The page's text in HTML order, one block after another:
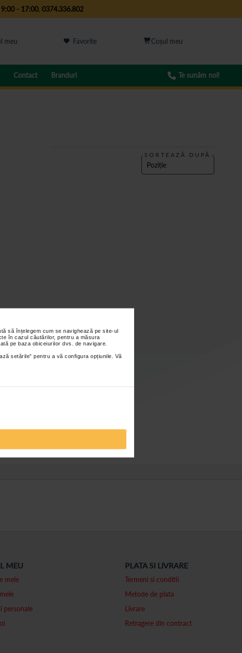
să înțelegem cum se navighează pe site-ul
în cazul căutărilor, pentru a măsura
pe baza obiceiurilor dvs. de navigare.
setările” pentru a vă configura opțiunile. Vă
9:00 - 17:00, 0374.336.802
meu Favorite
Contact Branduri Te sunăm noi!
SORTEAZĂ DUPĂ
MEU
mele
personale
PLATA SI LIVRARE
Termeni si conditii
Metode de plata
Livrare
Retragere din contract